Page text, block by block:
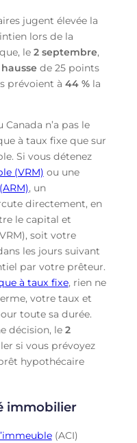
jugent élevée la
lors de la
le 2 septembre,
hausse de 25 points
prévoient à 44 %la
n’a pas le
à taux fixe que sur
Si vous détenez
(VRM) ou une
, un
directement, en
le capital et
soit votre
les jours suivant
par votre prêteur.
à taux fixe, rien ne
votre taux et
toute sa durée.
décision, le 2
si vous prévoyez
hypothécaire
immobilier
(ACI)